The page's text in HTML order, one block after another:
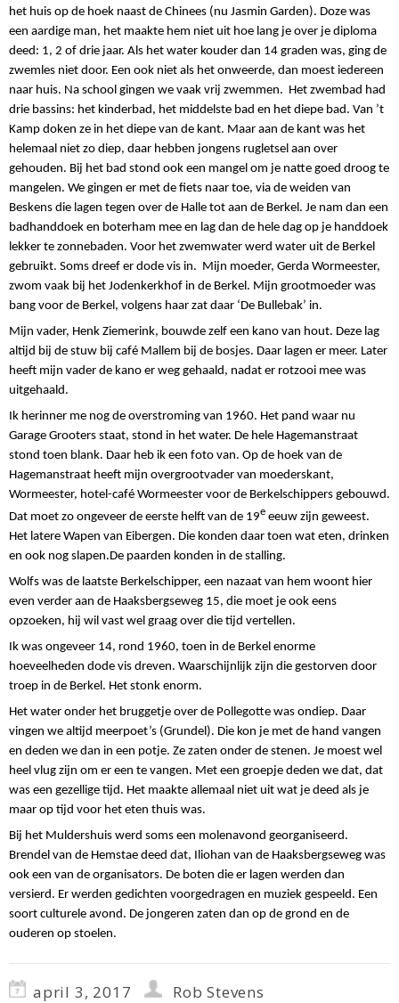
het huis op de hoek naast de Chinees (nu Jasmin Garden). Doze was
een aardige man, het maakte hem niet uit hoe lang je over je diploma
deed: 1, 2 of drie jaar. Als het water kouder dan 14 graden was, ging de
zwemles niet door. Een ook niet als het onweerde, dan moest iedereen
naar huis. Na school gingen we vaak vrij zwemmen. Het zwembad had
drie bassins: het kinderbad, het middelste bad en het diepe bad. Van ’t
Kamp doken ze in het diepe van de kant. Maar aan de kant was het
helemaal niet zo diep, daar hebben jongens rugletsel aan over
gehouden. Bij het bad stond ook een mangel om je natte goed droog te
mangelen. We gingen er met de fiets naar toe, via de weiden van
Beskens die lagen tegen over de Halle tot aan de Berkel. Je nam dan een
badhanddoek en boterham mee en lag dan de hele dag op je handdoek
lekker te zonnebaden. Voor het zwemwater werd water uit de Berkel
gebruikt. Soms dreef er dode vis in. Mijn moeder, Gerda Wormeester,
zwom vaak bij het Jodenkerkhof in de Berkel. Mijn grootmoeder was
bang voor de Berkel, volgens haar zat daar ‘De Bullebak’ in.
Mijn vader, Henk Ziemerink, bouwde zelf een kano van hout. Deze lag
altijd bij de stuw bij café Mallem bij de bosjes. Daar lagen er meer. Later
heeft mijn vader de kano er weg gehaald, nadat er rotzooi mee was
uitgehaald.
Ik herinner me nog de overstroming van 1960. Het pand waar nu
Garage Grooters staat, stond in het water. De hele Hagemanstraat
stond toen blank. Daar heb ik een foto van. Op de hoek van de
Hagemanstraat heeft mijn overgrootvader van moederskant,
Wormeester, hotel-café Wormeester voor de Berkelschippers gebouwd.
Dat moet zo ongeveer de eerste helft van de 19e eeuw zijn geweest.
Het latere Wapen van Eibergen. Die konden daar toen wat eten, drinken
en ook nog slapen.De paarden konden in de stalling.
Wolfs was de laatste Berkelschipper, een nazaat van hem woont hier
even verder aan de Haaksbergseweg 15, die moet je ook eens
opzoeken, hij wil vast wel graag over die tijd vertellen.
Ik was ongeveer 14, rond 1960, toen in de Berkel enorme
hoeveelheden dode vis dreven. Waarschijnlijk zijn die gestorven door
troep in de Berkel. Het stonk enorm.
Het water onder het bruggetje over de Pollegotte was ondiep. Daar
vingen we altijd meerpoet’s (Grundel). Die kon je met de hand vangen
en deden we dan in een potje. Ze zaten onder de stenen. Je moest wel
heel vlug zijn om er een te vangen. Met een groepje deden we dat, dat
was een gezellige tijd. Het maakte allemaal niet uit wat je deed als je
maar op tijd voor het eten thuis was.
Bij het Muldershuis werd soms een molenavond georganiseerd.
Brendel van de Hemstae deed dat, Iliohan van de Haaksbergseweg was
ook een van de organisators. De boten die er lagen werden dan
versierd. Er werden gedichten voorgedragen en muziek gespeeld. Een
soort culturele avond. De jongeren zaten dan op de grond en de
ouderen op stoelen.
april 3, 2017
Rob Stevens